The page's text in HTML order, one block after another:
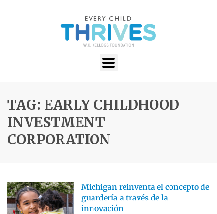
TAG: EARLY CHILDHOOD
INVESTMENT
CORPORATION
Michigan reinventa el concepto de
guardería a través de la
innovación